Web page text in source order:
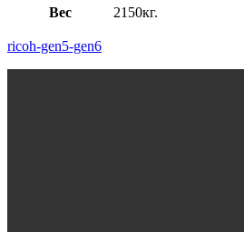
Вес 2150кг.
ricoh-gen5-gen6